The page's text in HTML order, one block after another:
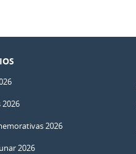
2026
2026
2026